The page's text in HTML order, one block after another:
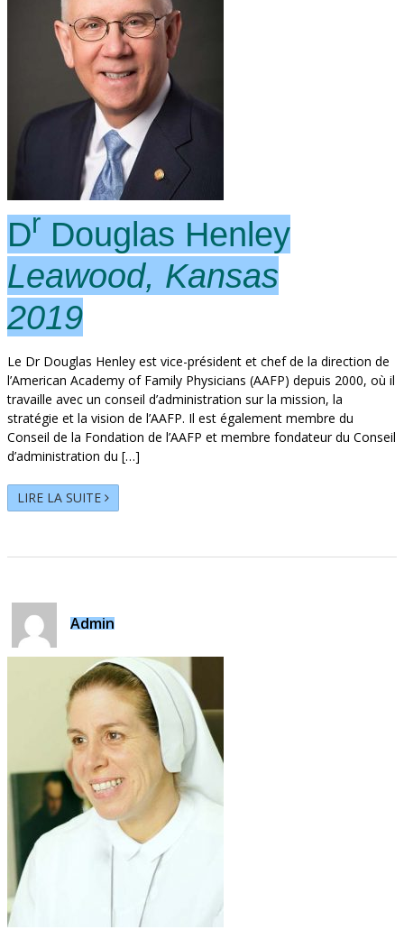
Dr Douglas Henley
Leawood, Kansas
2019
Le Dr Douglas Henley est vice-président et chef de la direction de
l’American Academy of Family Physicians (AAFP) depuis 2000, où il
travaille avec un conseil d’administration sur la mission, la
stratégie et la vision de l’AAFP. Il est également membre du
Conseil de la Fondation de l’AAFP et membre fondateur du Conseil
d’administration du […]
LIRE LA SUITE
Admin